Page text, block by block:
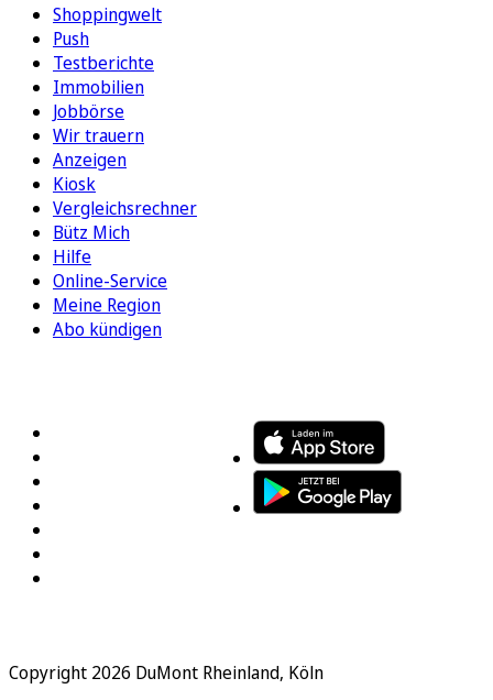
Shoppingwelt
Push
Testberichte
Immobilien
Jobbörse
Wir trauern
Anzeigen
Kiosk
Vergleichsrechner
Bütz Mich
Hilfe
Online-Service
Meine Region
Abo kündigen
Copyright 2026 DuMont Rheinland, Köln